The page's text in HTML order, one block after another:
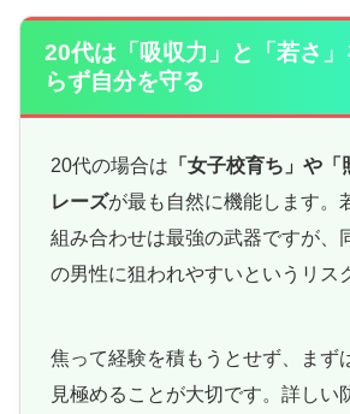
20代は「吸収力」と「若さ
らず自分を守る
20代の場合は 「女子校育ち」や
レーズが最も自然に機能します。
組み合わせは最強の武器ですが、
の男性に狙われやすいというリス
焦って経験を積もうとせず、まず
見極めることが大切です。詳しい